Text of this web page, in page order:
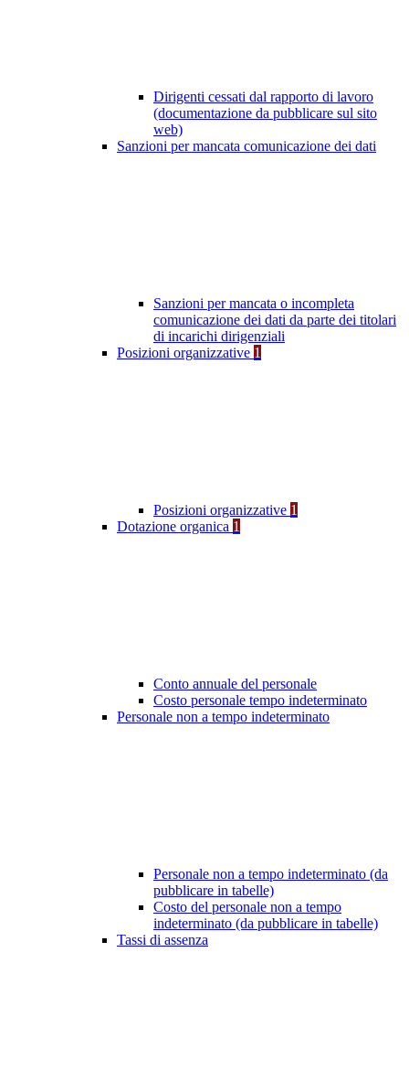
Dirigenti cessati dal rapporto di lavoro
(documentazione da pubblicare sul sito
web)
Sanzioni per mancata comunicazione dei dati
Sanzioni per mancata o incompleta
comunicazione dei dati da parte dei titolari
di incarichi dirigenziali
Posizioni organizzative 1
Posizioni organizzative 1
Dotazione organica 1
Conto annuale del personale
Costo personale tempo indeterminato
Personale non a tempo indeterminato
Personale non a tempo indeterminato (da
pubblicare in tabelle)
Costo del personale non a tempo
indeterminato (da pubblicare in tabelle)
Tassi di assenza